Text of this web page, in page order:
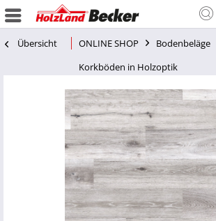
Übersicht ONLINE SHOP Bodenbeläge
Korkböden in Holzoptik